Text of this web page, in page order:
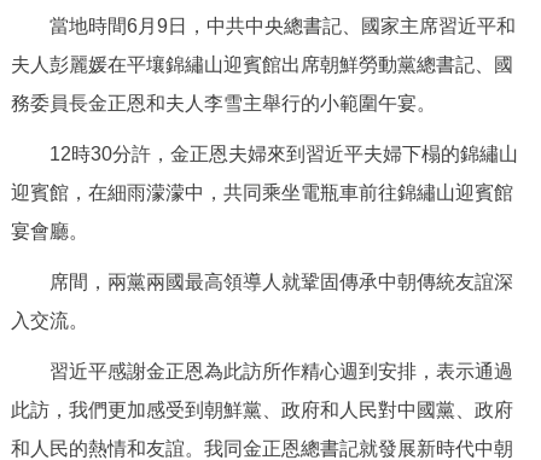
政民互動
12345網上接訴即辦 我要諮詢
參與調查 線上訪談 圖説互動
北京概況
綠色北京 圖説北京 視頻北京
多語種
當地時間6月9日，中共中央總書記、國家主席習近平和
夫人彭麗媛在平壤錦繡山迎賓館出席朝鮮勞動黨總書記、國
務委員長金正恩和夫人李雪主舉行的小範圍午宴。
12時30分許，金正恩夫婦來到習近平夫婦下榻的錦繡山
迎賓館，在細雨濛濛中，共同乘坐電瓶車前往錦繡山迎賓館
宴會廳。
席間，兩黨兩國最高領導人就鞏固傳承中朝傳統友誼深
入交流。
習近平感謝金正恩為此訪所作精心週到安排，表示通過
此訪，我們更加感受到朝鮮黨、政府和人民對中國黨、政府
和人民的熱情和友誼。我同金正恩總書記就發展新時代中朝